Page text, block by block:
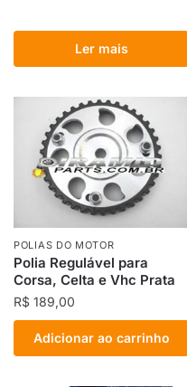
Ler mais
POLIAS DO MOTOR
Polia Regulável para
Corsa, Celta e Vhc Prata
R$ 189,00
Adicionar ao carrinho